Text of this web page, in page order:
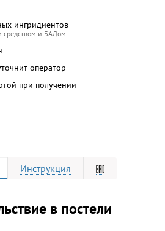
ингридиентов
средством и БАДом
оператор
при получении
Инструкция
в постели